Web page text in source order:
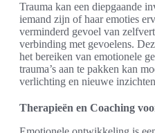
Trauma kan een diepgaande
iemand zijn of haar emoties
verminderd gevoel van
verbinding met gevoelens.
het bereiken van emotionele
trauma’s aan te pakken kan
verlichting en nieuwe
Therapieën en Coaching